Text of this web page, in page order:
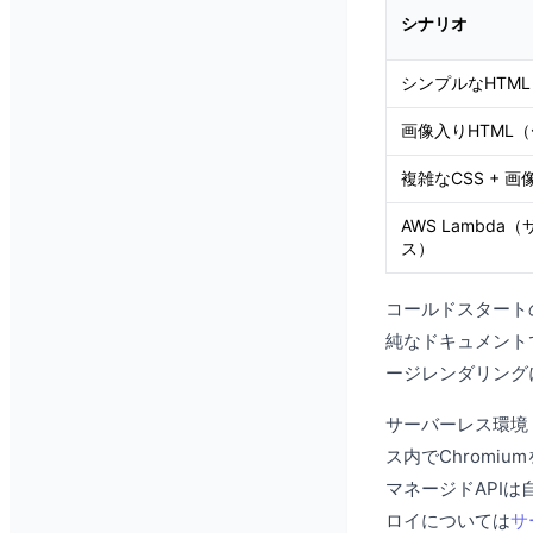
シナリオ
シンプルな
画像入りHTML
複雑なCSS + 画
AWS Lambda（
ス）
コールドスター
純なドキュメン
ージレンダリン
サーバーレス環
ス内でChromium
マネージドAPIは
ロイについてはサ